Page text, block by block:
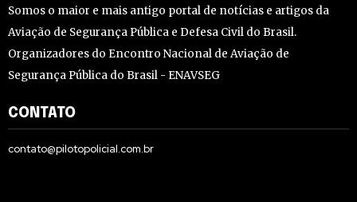
Somos o maior e mais antigo portal de notícias e artigos da
Aviação de Segurança Pública e Defesa Civil do Brasil.
Organizadores do Encontro Nacional de Aviação de
Segurança Pública do Brasil - ENAVSEG
CONTATO
contato@pilotopolicial.com.br